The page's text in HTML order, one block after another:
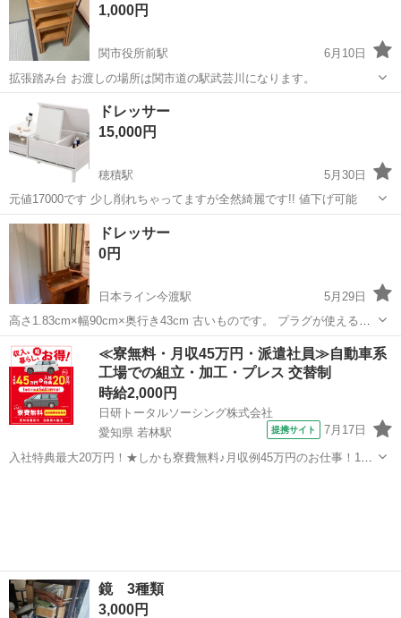
1,000円
関市役所前駅
6月10日
拡張踏み台 お渡しの場所は関市道の駅武芸川になります。
岐阜 関市役所前駅
ドレッサー
15,000円
穂積駅
5月30日
元値17000です 少し削れちゃってますが全然綺麗です!! 値下げ可能
岐阜 瑞穂市 穂積駅
ドレッサー
0円
日本ライン今渡駅
5月29日
高さ1.83cm×幅90cm×奥行き43cm 古いものです。 プラグが使えるか
どうかは分かりません。 木製なので少し重いです。合板ではありませ
ん。 配達場所はテニスコートと記載しましたが、どこでも構いませ
ん。ノリクレーム...
岐阜 可児市 日本ライン今渡駅 ドレッサー
≪寮無料・月収45万円・派遣社員≫自動車系
工場での組立・加工・プレス 交替制
時給2,000円
日研トータルソーシング株式会社
愛知県 若林駅
提携サイト 7月17日
入社特典最大20万円！★しかも寮費無料♪月収例45万円のお仕事！1年
鏡 3種類
3,000円